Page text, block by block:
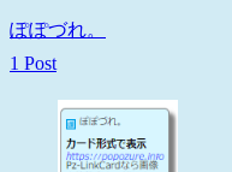
ぽぽづれ。
1 Post